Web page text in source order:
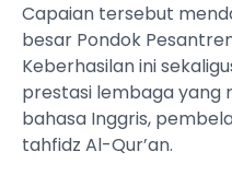
Capaian tersebut
besar Pondok
Keberhasilan ini
prestasi lembaga yang
bahasa Inggris,
tahfidz Al-Qur’an.